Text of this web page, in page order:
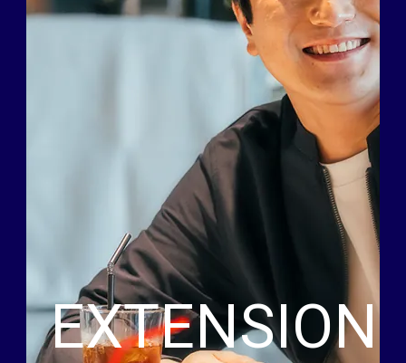
EXTENSION